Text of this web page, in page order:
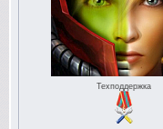
Техподдержка